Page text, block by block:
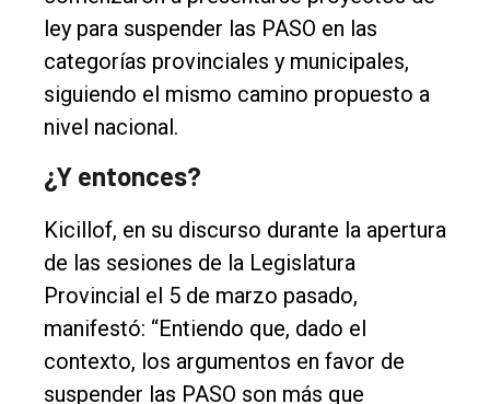
ley para suspender las PASO en las
categorías provinciales y municipales,
siguiendo el mismo camino propuesto a
nivel nacional.
¿Y entonces?
Kicillof, en su discurso durante la apertura
de las sesiones de la Legislatura
Provincial el 5 de marzo pasado,
manifestó: “Entiendo que, dado el
contexto, los argumentos en favor de
suspender las PASO son más que